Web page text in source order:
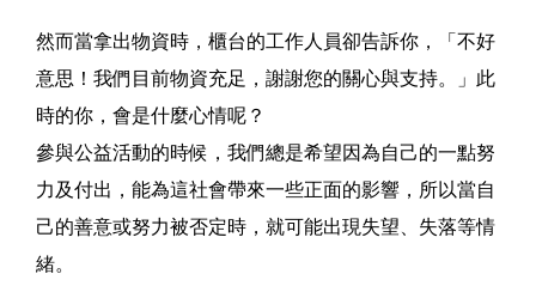
然而當拿出物資時，櫃台的工作人員卻告訴你，「不好
意思！我們目前物資充足，謝謝您的關心與支持。」此
時的你，會是什麼心情呢？
參與公益活動的時候，我們總是希望因為自己的一點努
力及付出，能為這社會帶來一些正面的影響，所以當自
己的善意或努力被否定時，就可能出現失望、失落等情
緒。